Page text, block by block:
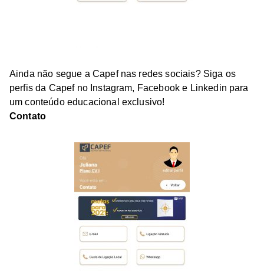
Ainda não segue a Capef nas redes sociais? Siga os
perfis da Capef no Instagram, Facebook e Linkedin para
um conteúdo educacional exclusivo!
Contato